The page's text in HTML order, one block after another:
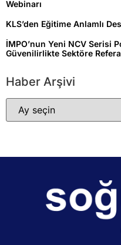
Webinarı
KLS’den Eğitime Anlamlı
İMPO’nun Yeni NCV Serisi
Güvenilirlikte Sektöre
Haber Arşivi